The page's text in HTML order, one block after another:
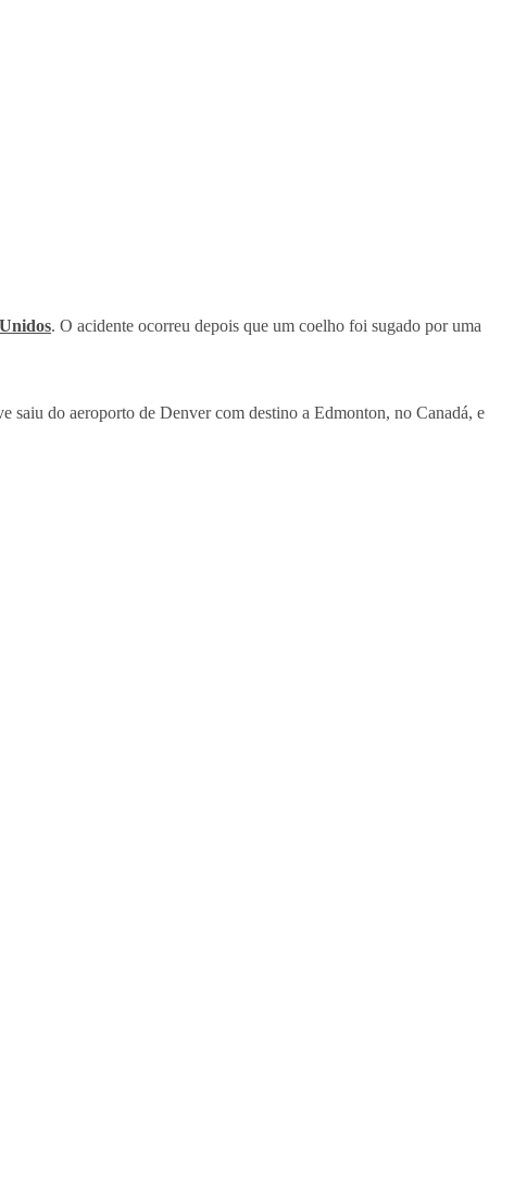
. O acidente ocorreu depois que um coelho foi sugado por uma
do aeroporto de Denver com destino a Edmonton, no Canadá, e